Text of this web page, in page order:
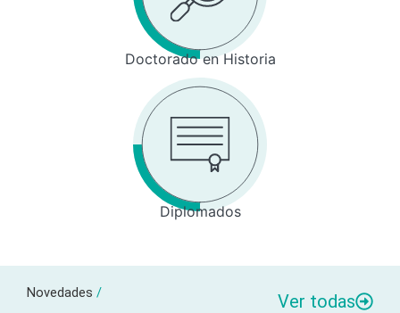
Doctorado en Historia
Diplomados
Novedades / Ver todas